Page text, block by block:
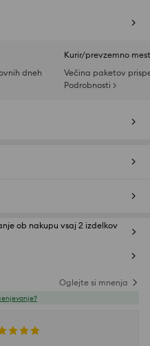
dneh
Kurir/prevzemno
Večina paketov
Podrobnosti >
ob nakupu vsaj 2 izdelkov
Oglejte si mnenja